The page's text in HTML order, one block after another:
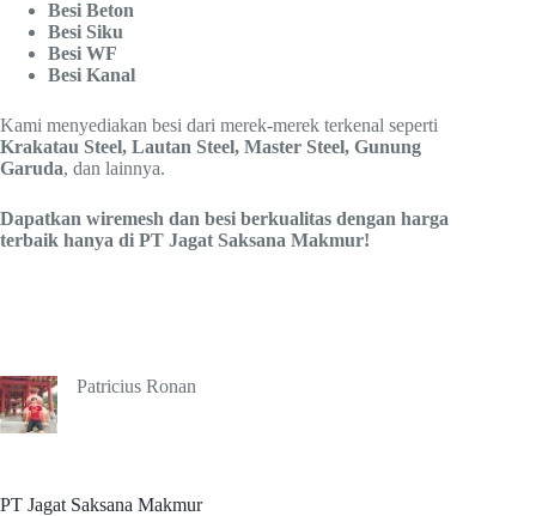
Besi Beton
Besi Siku
Besi WF
Besi Kanal
Kami menyediakan besi dari merek-merek terkenal seperti
Krakatau Steel, Lautan Steel, Master Steel, Gunung
Garuda, dan lainnya.
Dapatkan wiremesh dan besi berkualitas dengan harga
terbaik hanya di PT Jagat Saksana Makmur!
Patricius Ronan
PT Jagat Saksana Makmur